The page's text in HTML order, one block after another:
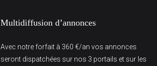
Multidiffusion d’annonces
Avec notre forfait à 360 €/an vos annonces
seront dispatchées sur nos 3 portails et sur les